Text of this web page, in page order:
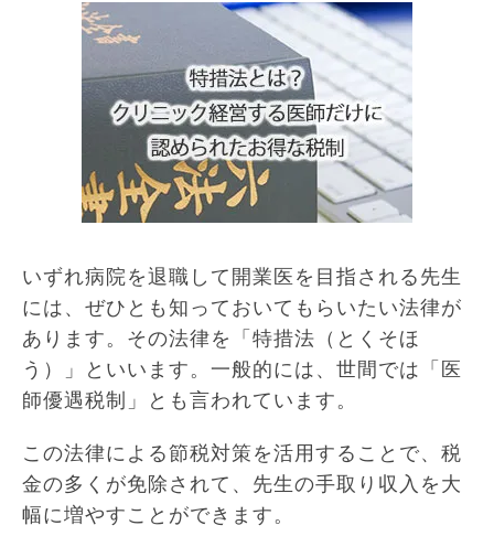
いずれ病院を退職して開業医を目指される先生
には、ぜひとも知っておいてもらいたい法律が
あります。その法律を「特措法（とくそほ
う）」といいます。一般的には、世間では「医
師優遇税制」とも言われています。
この法律による節税対策を活用することで、税
金の多くが免除されて、先生の手取り収入を大
幅に増やすことができます。